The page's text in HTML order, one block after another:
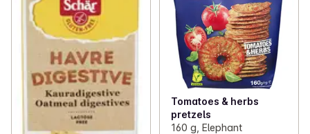
Tomatoes & herbs
pretzels
160 g, Elephant